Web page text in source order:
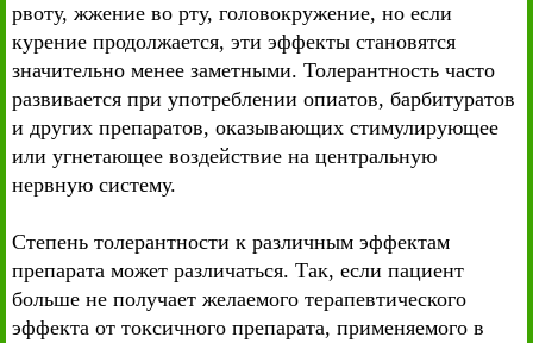
рвоту, жжение во рту, головокружение, но если
курение продолжается, эти эффекты становятся
значительно менее заметными. Толерантность часто
развивается при употреблении опиатов, барбитуратов
и других препаратов, оказывающих стимулирующее
или угнетающее воздействие на центральную
нервную систему.
Степень толерантности к различным эффектам
препарата может различаться. Так, если пациент
больше не получает желаемого терапевтического
эффекта от токсичного препарата, применяемого в